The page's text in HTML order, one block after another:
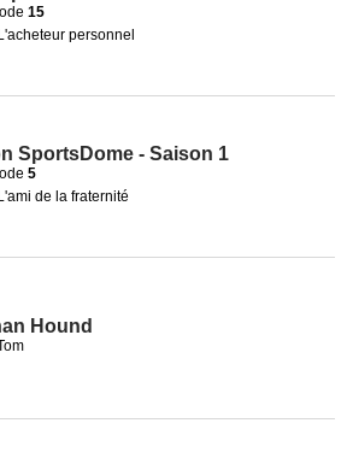
15
personnel
SportsDome - Saison 1
5
de la fraternité
Hound